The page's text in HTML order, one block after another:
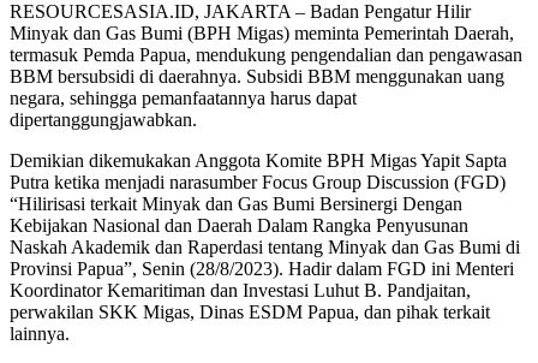
RESOURCESASIA.ID, JAKARTA – Badan Pengatur Hilir
Minyak dan Gas Bumi (BPH Migas) meminta Pemerintah Daerah,
termasuk Pemda Papua, mendukung pengendalian dan pengawasan
BBM bersubsidi di daerahnya. Subsidi BBM menggunakan uang
negara, sehingga pemanfaatannya harus dapat
dipertanggungjawabkan.
Demikian dikemukakan Anggota Komite BPH Migas Yapit Sapta
Putra ketika menjadi narasumber Focus Group Discussion (FGD)
“Hilirisasi terkait Minyak dan Gas Bumi Bersinergi Dengan
Kebijakan Nasional dan Daerah Dalam Rangka Penyusunan
Naskah Akademik dan Raperdasi tentang Minyak dan Gas Bumi di
Provinsi Papua”, Senin (28/8/2023). Hadir dalam FGD ini Menteri
Koordinator Kemaritiman dan Investasi Luhut B. Pandjaitan,
perwakilan SKK Migas, Dinas ESDM Papua, dan pihak terkait
lainnya.